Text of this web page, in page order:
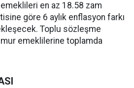
en az 18.58 zam
göre 6 aylık enflasyon farkı
Toplu sözleşme
emeklilerine toplamda